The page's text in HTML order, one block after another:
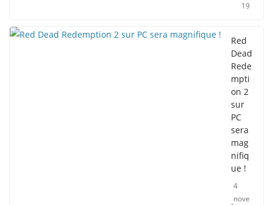
19
Red
Dead
Rede
mpti
on 2
sur
PC
sera
mag
nifiq
ue !
4
nove